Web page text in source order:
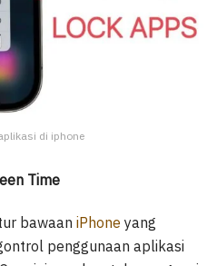
di iphone
Time
bawaan iPhone yang
penggunaan aplikasi